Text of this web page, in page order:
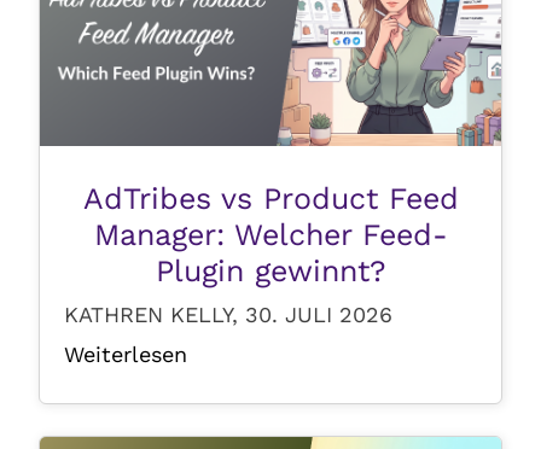
AdTribes vs Product Feed
Manager: Welcher Feed-
Plugin gewinnt?
KATHREN KELLY, 30. JULI 2026
Weiterlesen